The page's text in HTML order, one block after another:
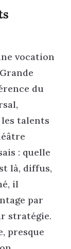
vocation
du
talents
: quelle
là, diffus,
il
par
stratégie.
presque